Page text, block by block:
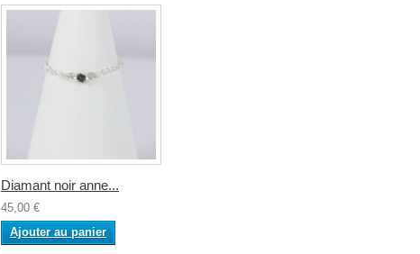
Diamant noir anne...
45,00 €
Ajouter au panier